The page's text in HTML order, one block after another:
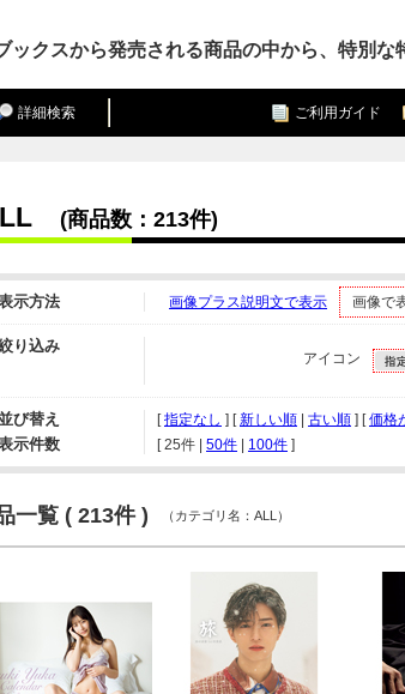
ックスから発売される商品の中から、特別
詳細検索 ご利用ガイド
(商品数：213件)
示方法 画像プラス説明文で表示 画像で
り込み
アイコン
び替え [指定なし ] [新しい順 古い順 ] [価格
示件数 [ 25件 50件 100件 ]
一覧 ( 213件 ) （カテゴリ名：ALL）